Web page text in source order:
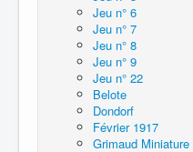
Jeu n° 6
Jeu n° 7
Jeu n° 8
Jeu n° 9
Jeu n° 22
Belote
Dondorf
Février 1917
Grimaud Miniature